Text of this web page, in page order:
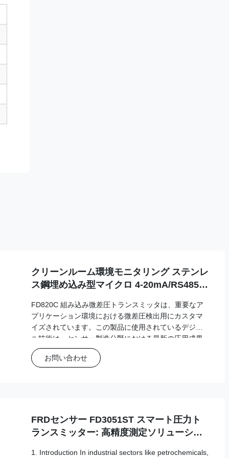
クリーンルーム環境モニタリング ステンレ
ス鋼埋め込み型マイクロ 4-20mA/RS485
FD820C 組み込み微差圧トランスミッタは、重要なア
プリケーション環境における微差圧検出用にカスタマ
イズされています。この製品に使用されているデジタ
ル技術は、センサー製造分野における最新の応用成果
です。
お問い合わせ
FRDセンサー FD3051ST スマート圧力ト
ランスミッター: 高精度測定ソリューショ
1. Introduction In industrial sectors like petrochemicals,